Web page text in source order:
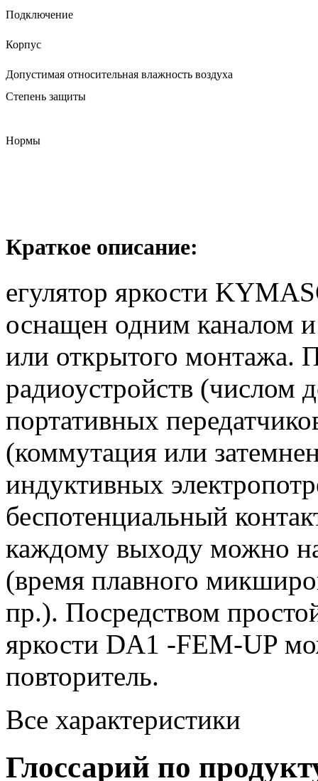
Подключение
Корпус
Допустимая относительная влажность воздуха
Степень защиты
Нормы
Краткое описание:
егулятор яркости
оснащен одним каналом и
или открытого монтажа.
радиоустройств
портативных
(коммутация или
индуктивных
беспотенциальный
каждому выходу можно
(время плавного
пр.). Посредством
яркости DA1 -FEM-UP
повторитель.
Все характеристики
Глоссарий по